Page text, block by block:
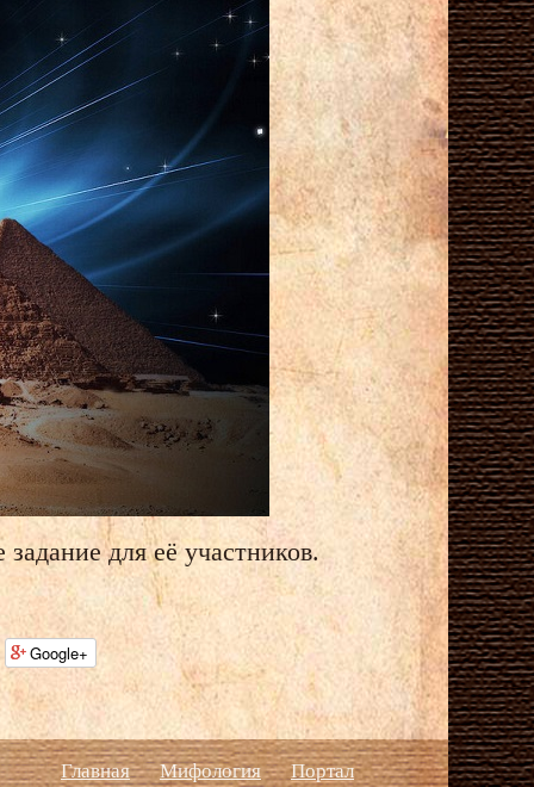
для её участников.
Google+
Главная Мифология Портал